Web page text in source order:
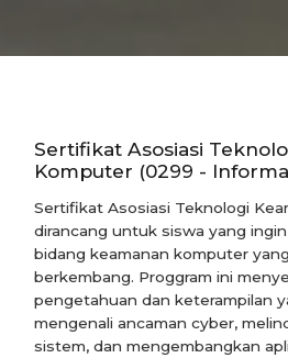
Sertifikat Asosiasi
Komputer (0299 -
Sertifikat Asosiasi Teknologi
dirancang untuk siswa yang
bidang keamanan komputer
berkembang. Proggram ini
pengetahuan dan keterampilan
mengenali ancaman cyber,
sistem, dan mengembangkan